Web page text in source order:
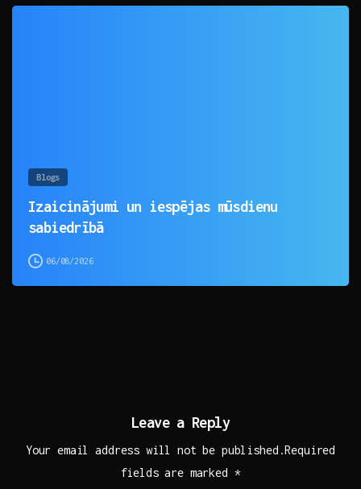
Blogs
Izaicinājumi un iespējas mūsdienu
sabiedrībā
06/08/2026
Leave a Reply
Your email address will not be published.Required
fields are marked *